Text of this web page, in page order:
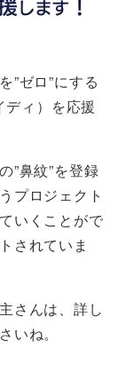
”ゼロ”にする
ィ）を応援
”鼻紋”を登録
プロジェクト
いくことがで
されていま
さんは、詳し
いね。